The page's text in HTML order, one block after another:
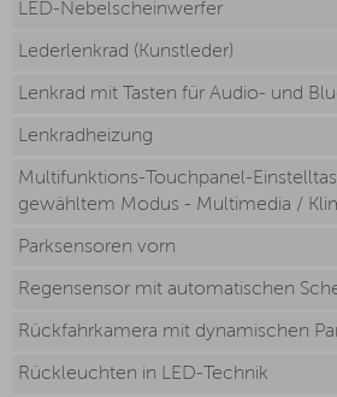
LED-Nebelscheinwerfer
Lederlenkrad (Kunstleder)
Lenkrad mit Tasten für Audio- und
Lenkradheizung
Multifunktions-Touchpanel-
gewähltem Modus - Multimedia /
Parksensoren vorn
Regensensor mit automatischen
Rückfahrkamera mit dynamischen
Rückleuchten in LED-Technik